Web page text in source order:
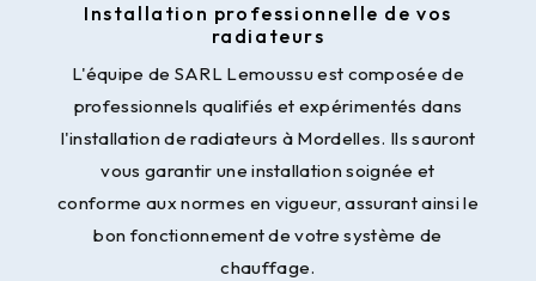
Installation professionnelle de vos
radiateurs
L'équipe de SARL Lemoussu est composée de
professionnels qualifiés et expérimentés dans
l'installation de radiateurs à Mordelles. Ils sauront
vous garantir une installation soignée et
conforme aux normes en vigueur, assurant ainsi le
bon fonctionnement de votre système de
chauffage.